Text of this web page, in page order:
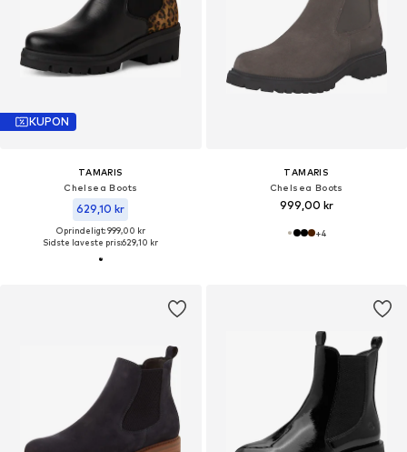
KUPON
TAMARIS
Chelsea Boots
629,10 kr
Oprindeligt: 999,00 kr
Sidste laveste pris:629,10 kr
TAMARIS
Chelsea Boots
999,00 kr
+4